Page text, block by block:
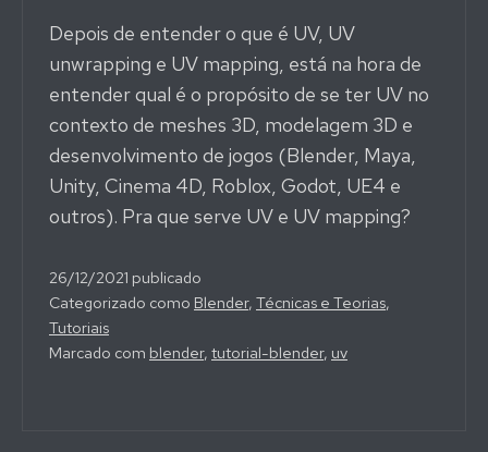
Depois de entender o que é UV, UV
unwrapping e UV mapping, está na hora de
entender qual é o propósito de se ter UV no
contexto de meshes 3D, modelagem 3D e
desenvolvimento de jogos (Blender, Maya,
Unity, Cinema 4D, Roblox, Godot, UE4 e
outros). Pra que serve UV e UV mapping?
26/12/2021 publicado
Categorizado como Blender, Técnicas e Teorias,
Tutoriais
Marcado com blender, tutorial-blender, uv